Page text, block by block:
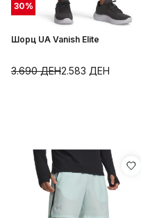
30%
Шорц UA Vanish Elite
2.583 ДЕН
3.690ДЕН